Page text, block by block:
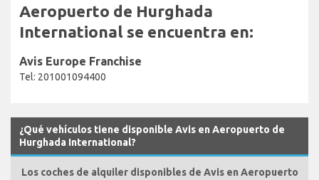
Aeropuerto de Hurghada
International se encuentra en:
Avis Europe Franchise
Tel: 201001094400
¿Qué vehículos tiene disponible Avis en Aeropuerto de
Hurghada International?
Los coches de alquiler disponibles de Avis en Aeropuerto